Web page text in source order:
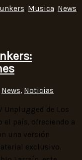
, Musica, News,
News, Noticias
Unplugged de Los
el país, ofreciendo a
una versión
exclusivo.